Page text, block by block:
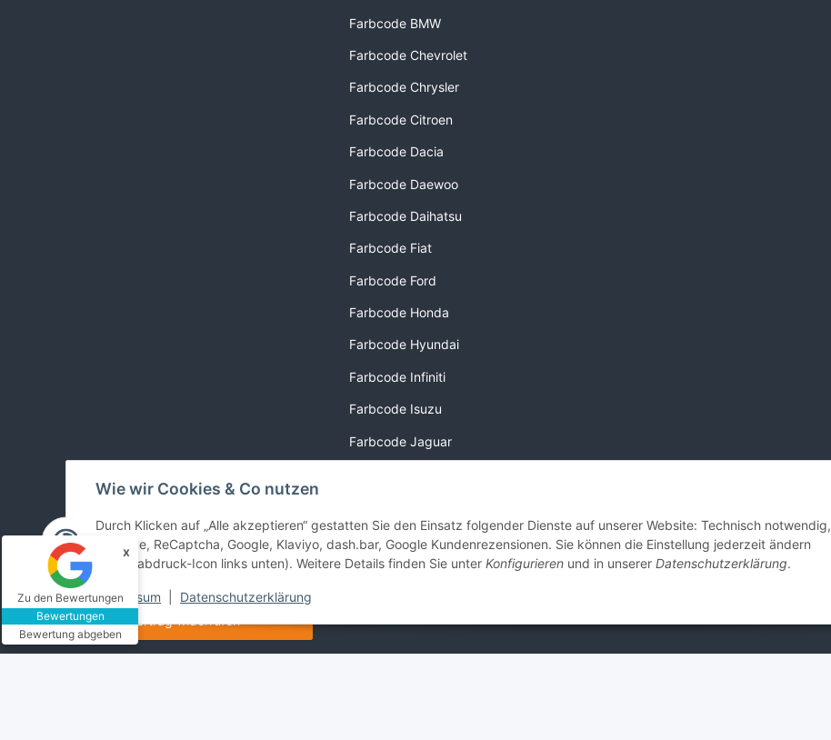
Wie wir Cookies & Co nutzen
Durch Klicken auf „Alle akzeptieren“ gestatten Sie den Einsatz folgender Dienste auf unserer Website: Technisch notwendig,
YouTube, ReCaptcha, Google, Klaviyo, dash.bar, Google Kundenrezensionen. Sie können die Einstellung jederzeit ändern
(Fingerabdruck-Icon links unten). Weitere Details finden Sie unter Konfigurieren und in unserer Datenschutzerklärung.
Impressum Datenschutzerklärung
Farbcode BMW
Farbcode Chevrolet
Farbcode Chrysler
Farbcode Citroen
Farbcode Dacia
Farbcode Daewoo
Farbcode Daihatsu
Farbcode Fiat
Farbcode Ford
Farbcode Honda
Farbcode Hyundai
Farbcode Infiniti
Farbcode Isuzu
Farbcode Jaguar
Farbcode Volvo
Vertrag widerrufen
x
Zu den Bewertungen
Bewertungen
Bewertung abgeben